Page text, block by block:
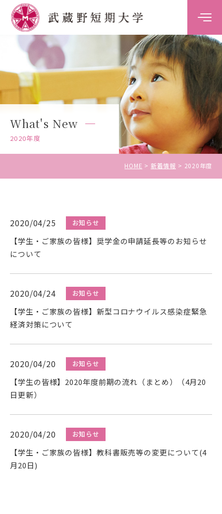
大学案内
学科案内
キャンパスライフ
キャリア・就職支援
在学生の方
保護者の方
一般の方
資料請求・お問い合わせ
What's New
2020年度
HOME 新着情報 2020年度
2020/04/25 お知らせ
【学生・ご家族の皆様】奨学金の申請延長等のお知らせ
について
2020/04/24 お知らせ
【学生・ご家族の皆様】新型コロナウイルス感染症緊急
経済対策について
2020/04/20 お知らせ
【学生の皆様】2020年度前期の流れ（まとめ）（4月20
日更新）
2020/04/20 お知らせ
【学生・ご家族の皆様】教科書販売等の変更について(4
月20日)